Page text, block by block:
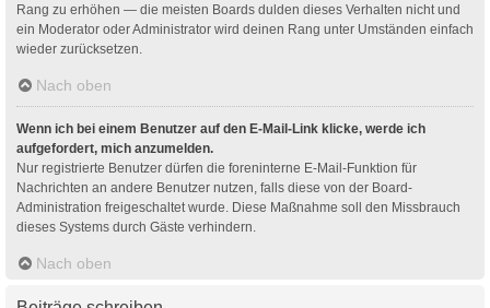
Rang zu erhöhen — die meisten Boards dulden dieses Verhalten nicht und
ein Moderator oder Administrator wird deinen Rang unter Umständen einfach
wieder zurücksetzen.
Nach oben
Wenn ich bei einem Benutzer auf den E-Mail-Link klicke, werde ich
aufgefordert, mich anzumelden.
Nur registrierte Benutzer dürfen die foreninterne E-Mail-Funktion für
Nachrichten an andere Benutzer nutzen, falls diese von der Board-
Administration freigeschaltet wurde. Diese Maßnahme soll den Missbrauch
dieses Systems durch Gäste verhindern.
Nach oben